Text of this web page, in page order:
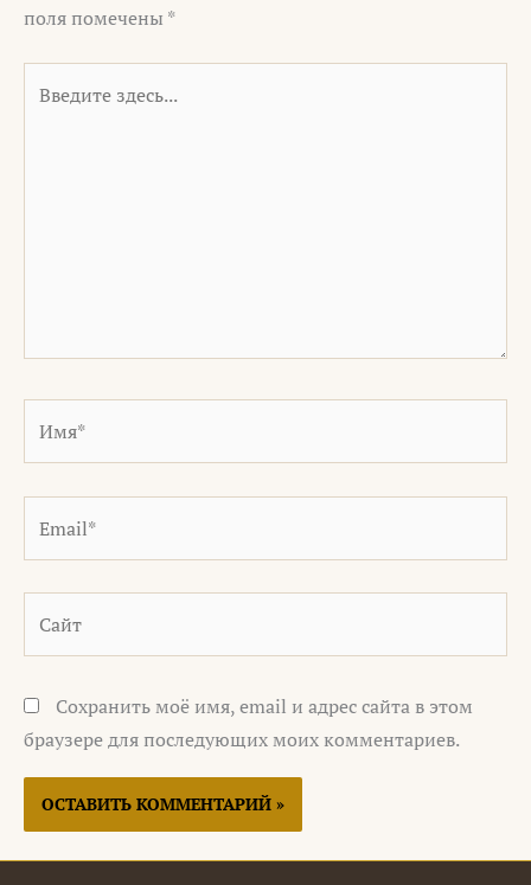
поля помечены *
здесь...
Сохранить моё имя, email и адрес сайта в этом
браузере для последующих моих комментариев.